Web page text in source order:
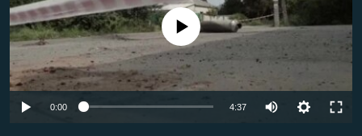
ՏԱՐԱԾԱՇՐՋԱՆ
ՄԻՋԱԶԳԱՅԻՆ
ՄՇԱԿՈՒՅԹ
ՍՊՈՐՏ
No media source currently available
0:00 4:37